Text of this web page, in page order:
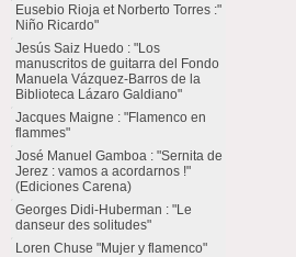
Eusebio Rioja et Norberto Torres :"
Niño Ricardo"
Jesús Saiz Huedo : "Los
manuscritos de guitarra del Fondo
Manuela Vázquez-Barros de la
Biblioteca Lázaro Galdiano"
Jacques Maigne : "Flamenco en
flammes"
José Manuel Gamboa : "Sernita de
Jerez : vamos a acordarnos !"
(Ediciones Carena)
Georges Didi-Huberman : "Le
danseur des solitudes"
Loren Chuse "Mujer y flamenco"